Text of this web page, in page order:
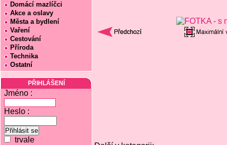
Domácí mazlíčci
Akce a oslavy
Města a bydlení
Vaření
Cestování
Příroda
Technika
Ostatní
PŘIHLÁŠENÍ
Jméno :
Heslo :
trvale